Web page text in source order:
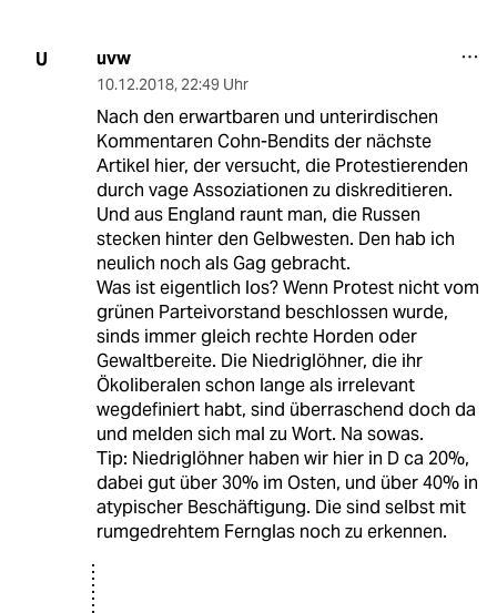
U uvw
10.12.2018, 22:49 Uhr
Nach den erwartbaren und unterirdischen
Kommentaren Cohn-Bendits der nächste
Artikel hier, der versucht, die Protestierenden
durch vage Assoziationen zu diskreditieren.
Und aus England raunt man, die Russen
stecken hinter den Gelbwesten. Den hab ich
neulich noch als Gag gebracht.
Was ist eigentlich los? Wenn Protest nicht vom
grünen Parteivorstand beschlossen wurde,
sinds immer gleich rechte Horden oder
Gewaltbereite. Die Niedriglöhner, die ihr
Ökoliberalen schon lange als irrelevant
wegdefiniert habt, sind überraschend doch da
und melden sich mal zu Wort. Na sowas.
Tip: Niedriglöhner haben wir hier in D ca 20%,
dabei gut über 30% im Osten, und über 40% in
atypischer Beschäftigung. Die sind selbst mit
rumgedrehtem Fernglas noch zu erkennen.